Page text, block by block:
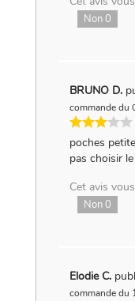
Non0
BRUNO D.
commande du
poches
pas choisir
Cet avis
Non0
Elodie C.
commande du